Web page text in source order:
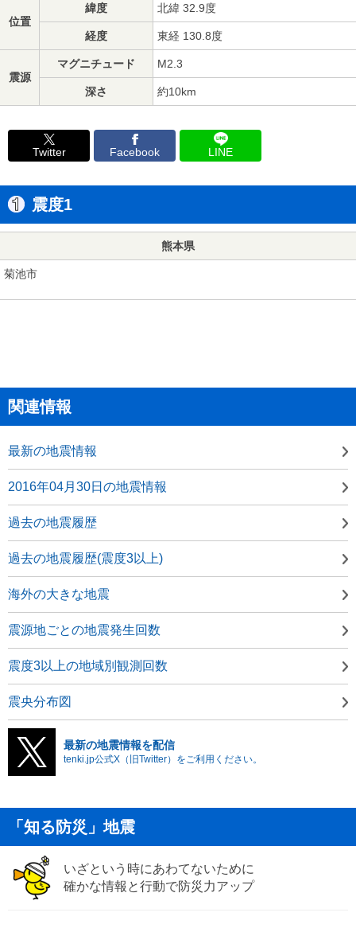
位置
緯度 北緯 32.9度
経度 東経 130.8度
震源
マグニチュード M2.3
深さ 約10km
Twitter Facebook LINE
震度1
熊本県
菊池市
関連情報
最新の地震情報
2016年04月30日の地震情報
過去の地震履歴
過去の地震履歴(震度3以上)
海外の大きな地震
震源地ごとの地震発生回数
震度3以上の地域別観測回数
震央分布図
最新の地震情報を配信
tenki.jp公式X（旧Twitter）をご利用ください。
「知る防災」地震
いざという時にあわてないために
確かな情報と行動で防災力アップ